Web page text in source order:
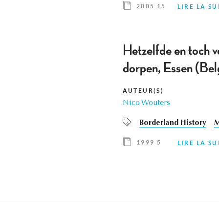
2005 15 LIRE LA
Hetzelfde en toch
dorpen, Essen
AUTEUR(S)
Nico Wouters
Borderland History
1999 5 LIRE LA